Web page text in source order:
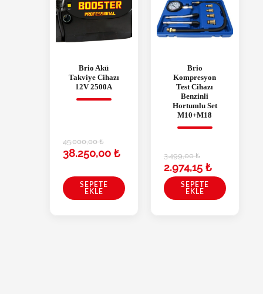
Brio Akü
Takviye Cihazı
12V 2500A
45.000,00₺
38.250,00 ₺
SEPETE
EKLE
Brio
Kompresyon
Test Cihazı
Benzinli
Hortumlu Set
M10+M18
3.499,00₺
2.974,15 ₺
SEPETE
EKLE